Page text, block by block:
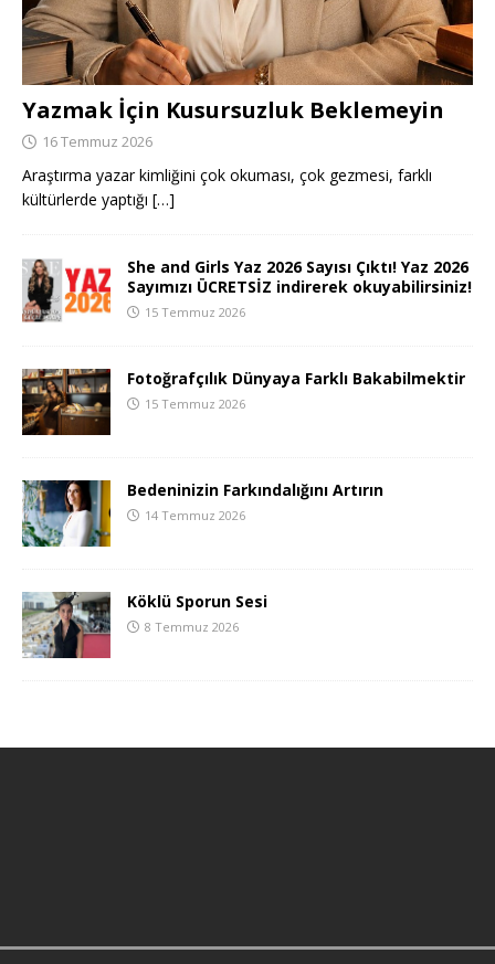
Yazmak İçin Kusursuzluk Beklemeyin
16 Temmuz 2026
Araştırma yazar kimliğini çok okuması, çok gezmesi, farklı
kültürlerde yaptığı […]
She and Girls Yaz 2026 Sayısı Çıktı! Yaz 2026
Sayımızı ÜCRETSİZ indirerek okuyabilirsiniz!
15 Temmuz 2026
Fotoğrafçılık Dünyaya Farklı Bakabilmektir
15 Temmuz 2026
Bedeninizin Farkındalığını Artırın
14 Temmuz 2026
Köklü Sporun Sesi
8 Temmuz 2026